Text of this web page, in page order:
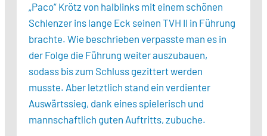
„Paco“ Krötz von halblinks mit einem schönen
Schlenzer ins lange Eck seinen TVH II in Führung
brachte. Wie beschrieben verpasste man es in
der Folge die Führung weiter auszubauen,
sodass bis zum Schluss gezittert werden
musste. Aber letztlich stand ein verdienter
Auswärtssieg, dank eines spielerisch und
mannschaftlich guten Auftritts, zubuche.